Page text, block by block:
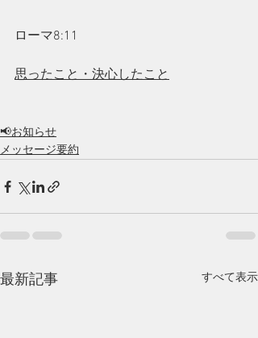
ローマ8:11
思ったこと・決心したこと
📢お知らせ
メッセージ要約
最新記事 すべて表示